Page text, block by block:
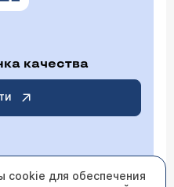
качества
cookie для обеспечения